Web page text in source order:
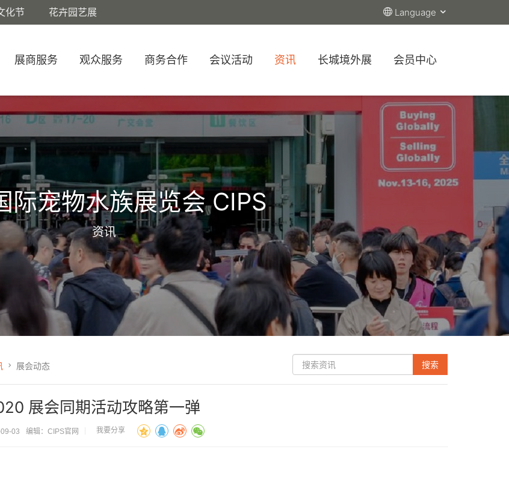
Language
化节 花卉园艺展
展商服务 观众服务 商务合作 会议活动 资讯 长城境外展 会员中心
际宠物水族展览会 CIPS
资讯
展会动态
展会同期活动攻略第一弹
03 编辑：CIPS官网 我要分享